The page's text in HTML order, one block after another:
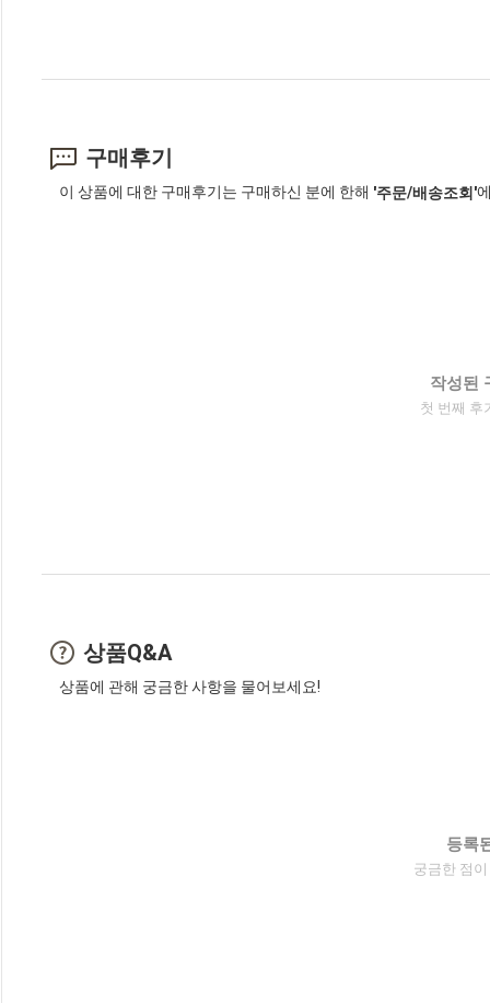
구매후기
이 상품에 대한 구매후기는 구매하신 분에 한해 '주문/배송조회'
작성된
첫 번째 후
상품Q&A
상품에 관해 궁금한 사항을 물어보세요!
등록
궁금한 점